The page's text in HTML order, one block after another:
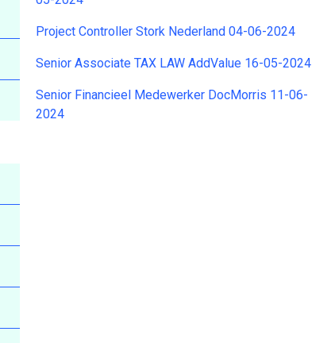
Project Controller Stork Nederland 04-06-2024
Senior Associate TAX LAW AddValue 16-05-2024
Senior Financieel Medewerker DocMorris 11-06-
2024